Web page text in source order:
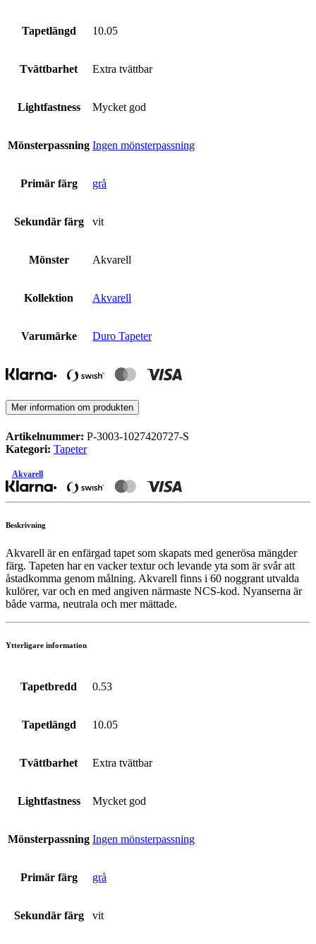
Tapetlängd 10.05
Tvättbarhet Extra tvättbar
Lightfastness Mycket god
Mönsterpassning Ingen mönsterpassning
Primär färg grå
Sekundär färg vit
Mönster Akvarell
Kollektion Akvarell
Varumärke Duro Tapeter
Mer information om produkten
Artikelnummer: P-3003-1027420727-S
Kategori: Tapeter
Akvarell
Beskrivning
Akvarell är en enfärgad tapet som skapats med generösa mängder
färg. Tapeten har en vacker textur och levande yta som är svår att
åstadkomma genom målning. Akvarell finns i 60 noggrant utvalda
kulörer, var och en med angiven närmaste NCS-kod. Nyanserna är
både varma, neutrala och mer mättade.
Ytterligare information
Tapetbredd 0.53
Tapetlängd 10.05
Tvättbarhet Extra tvättbar
Lightfastness Mycket god
Mönsterpassning Ingen mönsterpassning
Primär färg grå
Sekundär färg vit